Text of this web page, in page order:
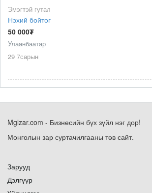
Эмэгтэй гутал
Нэхий бойтог
50 000₮
Улаанбаатар
29 7сарын
Mglzar.com - Бизнесийн бүх зүйл нэг дор!
Монголын зар суртачилгааны төв сайт.
Зарууд
Дэлгүүр